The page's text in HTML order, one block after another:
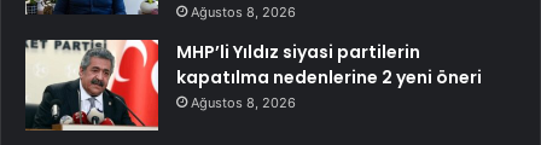
Ağustos 8, 2026
MHP’li Yıldız siyasi partilerin
kapatılma nedenlerine 2 yeni öneri
Ağustos 8, 2026